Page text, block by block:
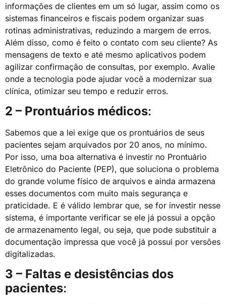
informações de clientes em um só lugar, assim como os
sistemas financeiros e fiscais podem organizar suas
rotinas administrativas, reduzindo a margem de erros.
Além disso, como é feito o contato com seu cliente? As
mensagens de texto e até mesmo aplicativos podem
agilizar confirmação de consultas, por exemplo. Avalie
onde a tecnologia pode ajudar você a modernizar sua
clínica, otimizar seu tempo e reduzir erros.
2 – Prontuários médicos:
Sabemos que a lei exige que os prontuários de seus
pacientes sejam arquivados por 20 anos, no mínimo.
Por isso, uma boa alternativa é investir no Prontuário
Eletrônico do Paciente (PEP), que soluciona o problema
do grande volume físico de arquivos e ainda armazena
esses documentos com muito mais segurança e
praticidade. E é válido lembrar que, se for investir nesse
sistema, é importante verificar se ele já possui a opção
de armazenamento legal, ou seja, que pode substituir a
documentação impressa que você já possui por versões
digitalizadas.
3 – Faltas e desistências dos
pacientes: